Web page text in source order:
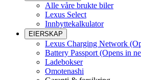
Alle våre brukte biler
Lexus Select
Innbyttekalkulator
EIERSKAP
Lexus Charging Network
Battery Passport (Opens in
Ladebokser
Omotenashi